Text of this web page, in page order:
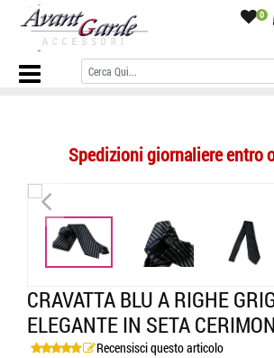
0
Home Page/CRAVATTE/A righe/Cravatta blu
elegante in seta cerimonia uomo
Spedizioni giornaliere entro
<
CRAVATTA BLU A RIGHE
ELEGANTE IN SETA
Recensisci questo articolo